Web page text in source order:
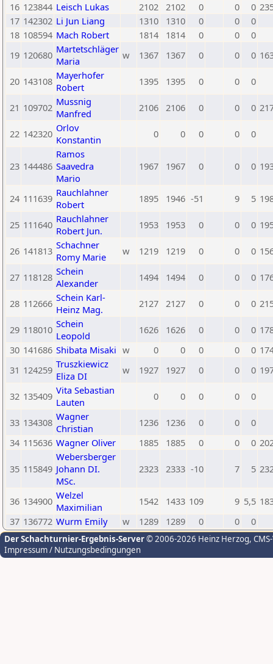
16 123844 Leisch Lukas 2102 2102 0 0 0
17 142302 Li Jun Liang 1310 1310 0 0
0
18 108594 Mach Robert 1814 1814 0 0
0
19 120680 Martetschläger
Maria
w 1367 1367 0 0 0
20 143108 Mayerhofer
Robert
1395 1395 0 0 0
21 109702 Mussnig
Manfred
2106 2106 0 0 0
22 142320 Orlov
Konstantin
0 0 0 0 0
23 144486
Ramos
Saavedra
Mario
1967 1967 0 0 0
24 111639 Rauchlahner
Robert
1895 1946 -51 9 5
25 111640 Rauchlahner
Robert Jun.
1953 1953 0 0 0
26 141813 Schachner
Romy Marie
w 1219 1219 0 0 0
27 118128 Schein
Alexander
1494 1494 0 0 0
28 112666 Schein Karl-
Heinz Mag.
2127 2127 0 0 0
29 118010 Schein
Leopold
1626 1626 0 0 0
30 141686 Shibata Misaki w 0 0 0 0 0
31 124259 Truszkiewicz
Eliza DI
w 1927 1927 0 0 0
32 135409 Vita Sebastian
Lauten
0 0 0 0 0
33 134308 Wagner
Christian
1236 1236 0 0
0
34 115636 Wagner Oliver 1885 1885 0 0 0
35 115849
Webersberger
Johann DI.
MSc.
2323 2333 -10 7 5
36 134900 Welzel
Maximilian
1542 1433 109 9 5,5
37 136772 Wurm Emily w 1289 1289 0 0 0
Der Schachturnier-Ergebnis-Server© 2006-2026 Heinz Herzog,
Impressum / Nutzungsbedingungen